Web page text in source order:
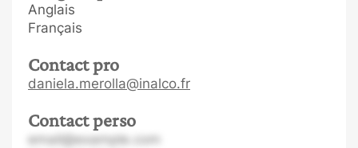
Anglais
Français
Contact pro
daniela.merolla@inalco.fr
Contact perso
email@example.com